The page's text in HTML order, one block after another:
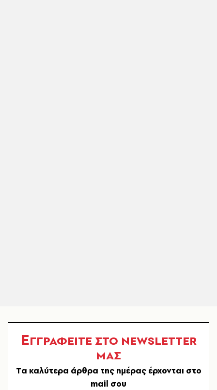
ΕΓΓΡΑΦΕΙΤΕ ΣΤΟ NEWSLETTER
ΜΑΣ
Tα καλύτερα άρθρα της ημέρας έρχονται στο
mail σου